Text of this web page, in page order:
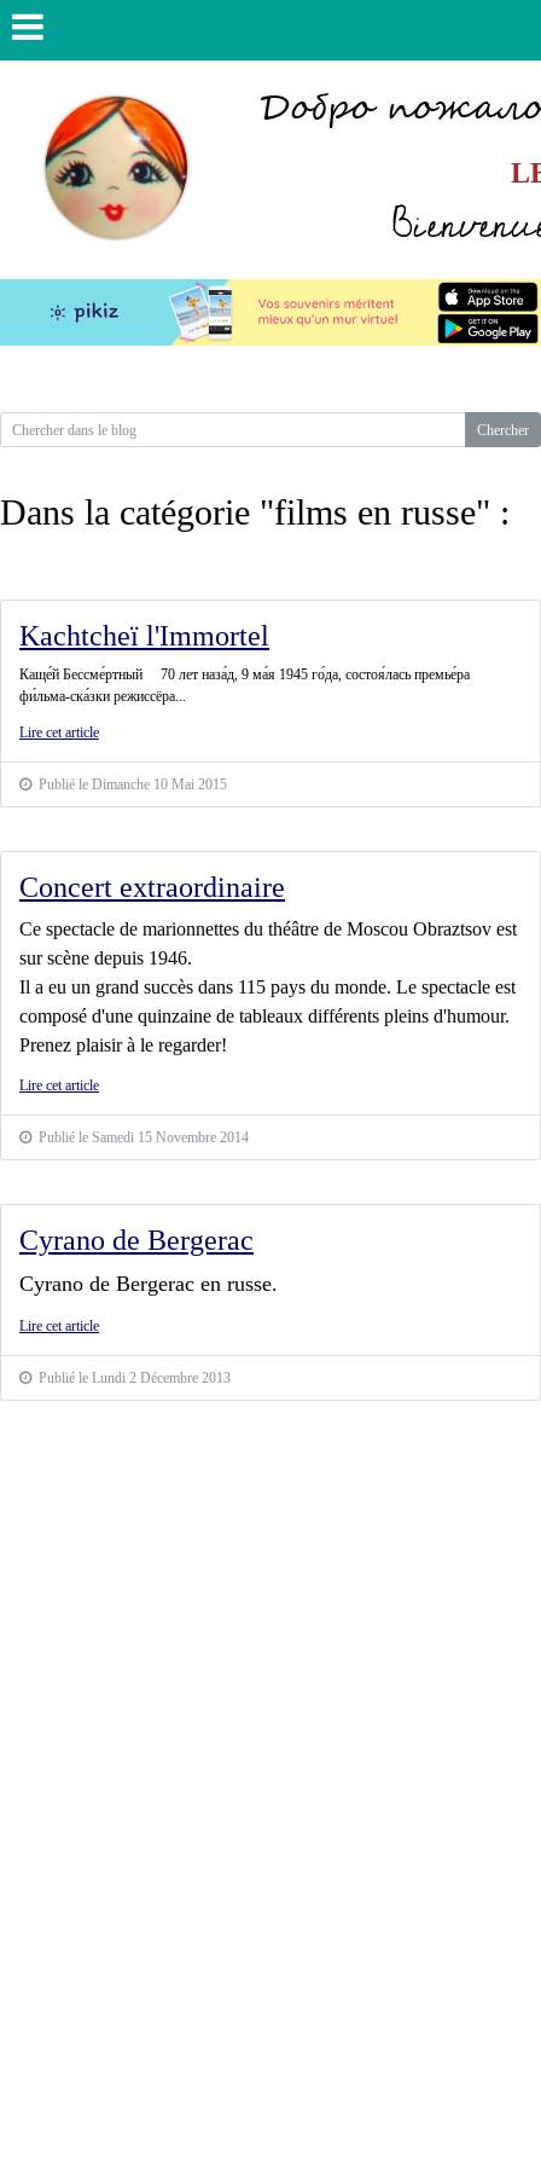
Dans la catégorie "films en russe" :
Kachtcheï l'Immortel
Каще́й Бессме́ртный 70 лет наза́д, 9 ма́я 1945 го́да, состоя́лась премье́ра
фи́льма-ска́зки режиссёра...
Lire cet article
Publié le Dimanche 10 Mai 2015
Concert extraordinaire
Ce spectacle de marionnettes du théâtre de Moscou Obraztsov est
sur scène depuis 1946.
Il a eu un grand succès dans 115 pays du monde. Le spectacle est
composé d'une quinzaine de tableaux différents pleins d'humour.
Prenez plaisir à le regarder!
Lire cet article
Publié le Samedi 15 Novembre 2014
Cyrano de Bergerac
Cyrano de Bergerac en russe.
Lire cet article
Publié le Lundi 2 Décembre 2013